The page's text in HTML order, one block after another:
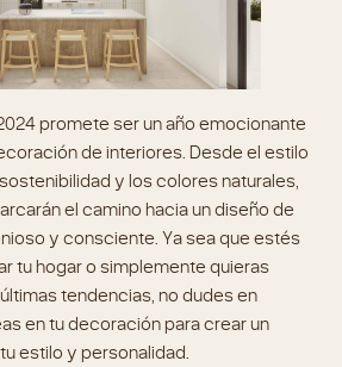
promete ser un año emocionante
de interiores. Desde el estilo
y los colores naturales,
el camino hacia un diseño de
y consciente. Ya sea que estés
tu hogar o simplemente quieras
tendencias, no dudes en
en tu decoración para crear un
estilo y personalidad.